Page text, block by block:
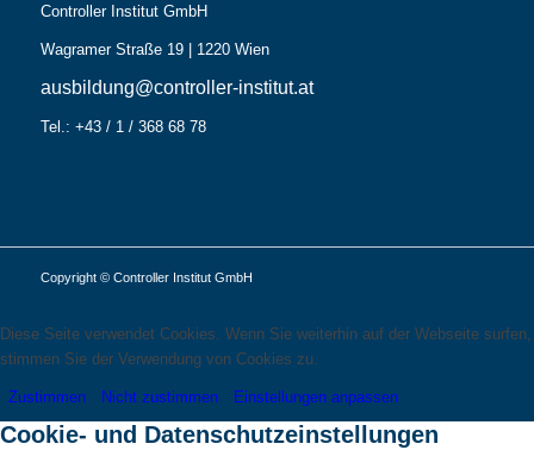
Controller Institut GmbH
Wagramer Straße 19 | 1220 Wien
ausbildung@controller-institut.at
Tel.: +43 / 1 / 368 68 78
Copyright © Controller Institut GmbH
Diese Seite verwendet Cookies. Wenn Sie weiterhin auf der Webseite surfen,
stimmen Sie der Verwendung von Cookies zu.
Zustimmen Nicht zustimmen Einstellungen anpassen
Cookie- und Datenschutzeinstellungen